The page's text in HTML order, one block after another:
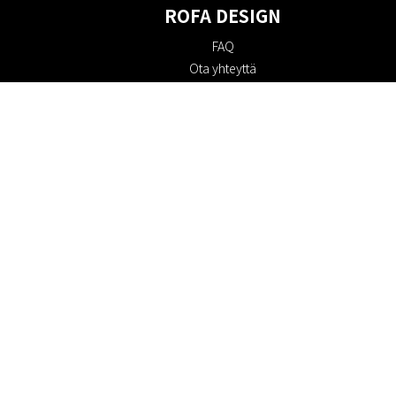
ROFA DESIGN
FAQ
Ota yhteyttä